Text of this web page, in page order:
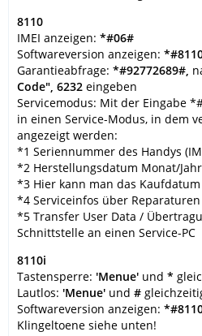
8110
IMEI anzeigen: *#06#
Softwareversion anzeigen:
Garantieabfrage: *#92772689#,
Code", 6232 eingeben
Servicemodus: Mit der Eingabe
in einen Service-Modus, in dem
angezeigt werden:
*1 Seriennummer des Handys
*2 Herstellungsdatum Monat/Jahr
*3 Hier kann man das
*4 Serviceinfos über
*5 Transfer User Data /
Schnittstelle an einen Service-PC
8110i
Tastensperre: 'Menue' und *
Lautlos: 'Menue' und #
Softwareversion anzeigen:
Klingeltoene siehe unten!